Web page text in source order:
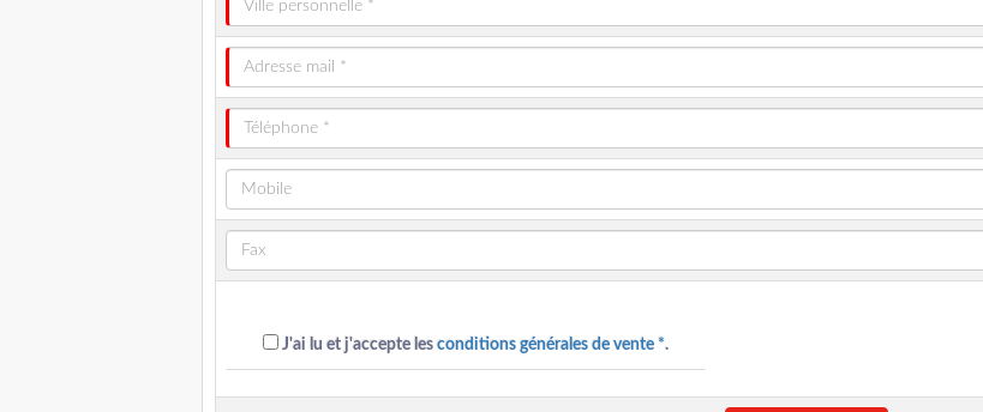
J'ai lu et j'accepte les conditions générales de vente *.